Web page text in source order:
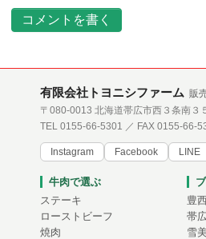
コメントを書く
有限会社トヨニシファーム 販
〒080-0013 北海道帯広市西３条南３
TEL 0155-66-5301 ／ FAX 0155-66-
Instagram Facebook LINE
牛肉で選ぶ
ステーキ
ローストビーフ
焼肉
豊
帯
雪